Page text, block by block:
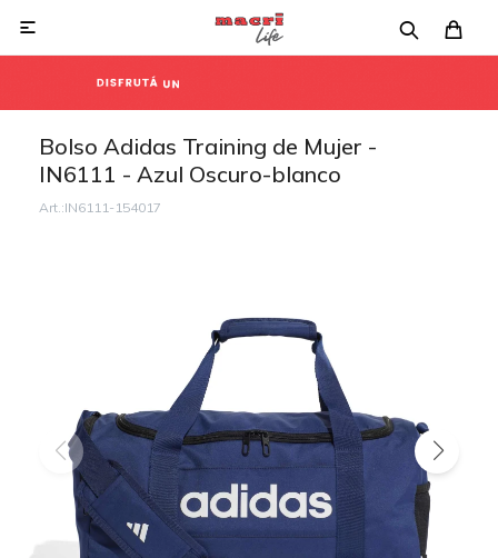

Bolso Adidas Training de Mujer -
IN6111 - Azul Oscuro-blanco
IN6111-154017